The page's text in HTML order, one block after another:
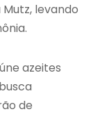
levando
azeites
de